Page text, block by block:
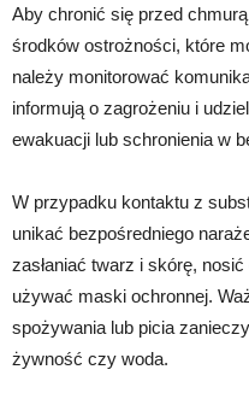
Aby chronić się przed
środków ostrożności, które
należy monitorować
informują o zagrożeniu i
ewakuacji lub schronienia w
W przypadku kontaktu z
unikać bezpośredniego
zasłaniać twarz i skórę,
używać maski ochronnej.
spożywania lub picia
żywność czy woda.